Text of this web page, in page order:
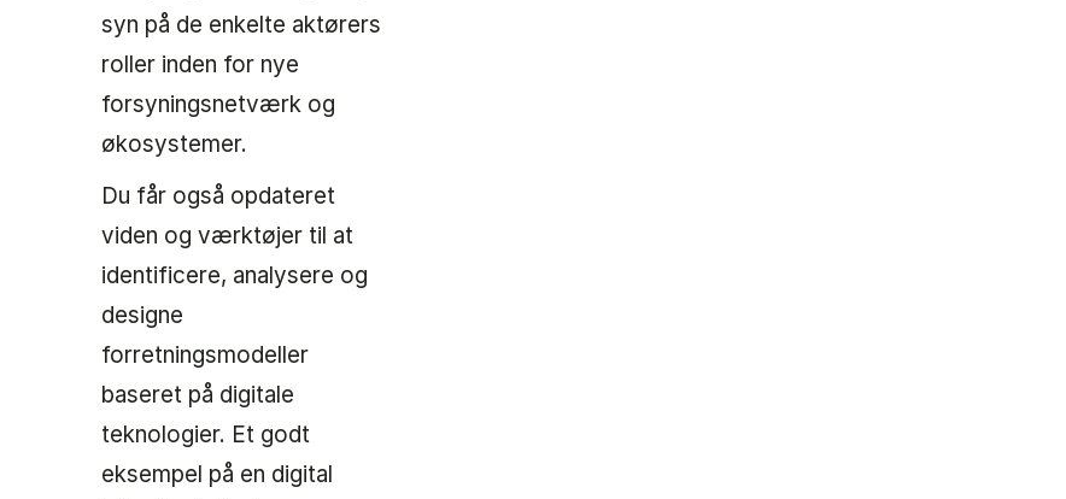
syn på de enkelte aktørers
roller inden for nye
forsyningsnetværk og
økosystemer.
Du får også opdateret
viden og værktøjer til at
identificere, analysere og
designe
forretningsmodeller
baseret på digitale
teknologier. Et godt
eksempel på en digital